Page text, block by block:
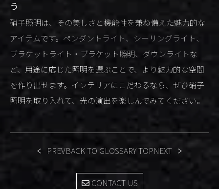
う
硝子照明は、その美しさと機能性を兼ね備えた魅力的な
アイテムです。ペンダントライト、シーリングライト、
ブラケットライト・ブラケット照明、ダウンライトな
ど、用途に応じた照明を選ぶことで、より魅力的な空間
を作り出せます。インテリアにこだわるなら、ぜひ硝子
照明を取り入れて、光の演出を楽しんでみてください。
PREVBACK TO GLOSSARY TOPNEXT
CONTACT US